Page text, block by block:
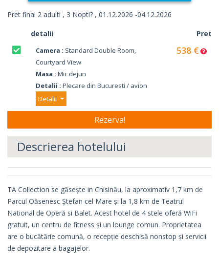
Pret final 2 adulti , 3 Nopti? , 01.12.2026 -04.12.2026
detalii Pret
Camera : Standard Double Room,
Courtyard View
Masa : Mic dejun
Detalii : Plecare din Bucuresti / avion
Detalii
538 €
Descrierea hotelului
TA Collection se găsește in Chisinău, la aproximativ 1,7 km de
Parcul Oăsenesc Ştefan cel Mare și la 1,8 km de Teatrul
National de Operă si Balet. Acest hotel de 4 stele oferă WiFi
gratuit, un centru de fitness și un lounge comun. Proprietatea
are o bucătărie comună, o recepție deschisă nonstop și servicii
de depozitare a bagajelor.